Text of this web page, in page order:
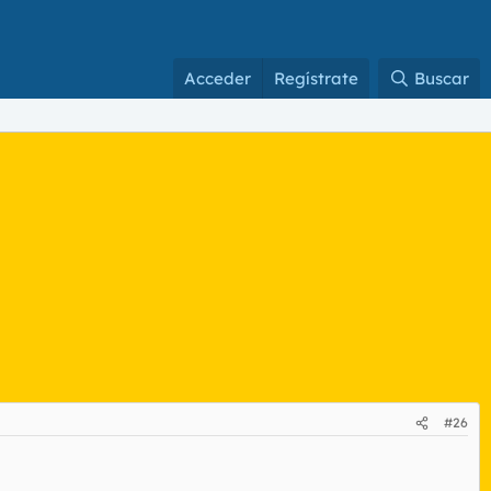
Acceder Regístrate Buscar
#26